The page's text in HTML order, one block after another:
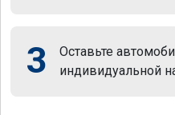
3
Оставьте
индивидуальной